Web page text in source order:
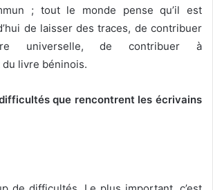
; tout le monde pense qu’il est
de laisser des traces, de contribuer
universelle, de contribuer à
du livre béninois.
que rencontrent les écrivains